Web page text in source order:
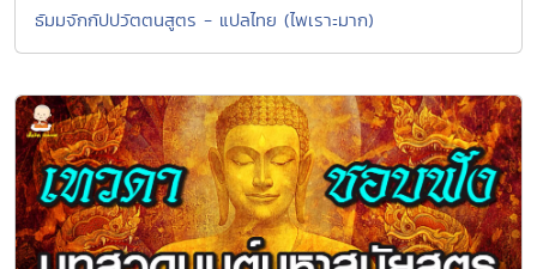
ธัมมจักกัปปวัตตนสูตร - แปลไทย (ไพเราะมาก)